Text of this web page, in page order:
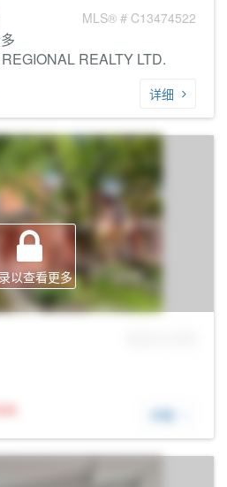
MLS® # C13474522
REALTY LTD.
详细
以查看更多
A 详细